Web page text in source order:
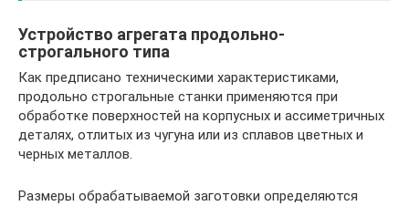
Устройство агрегата продольно-
строгального типа
Как предписано техническими характеристиками,
продольно строгальные станки применяются при
обработке поверхностей на корпусных и ассиметричных
деталях, отлитых из чугуна или из сплавов цветных и
черных металлов.
Размеры обрабатываемой заготовки определяются